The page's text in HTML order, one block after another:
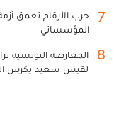
7
حرب الأرقام تعمق
المؤسساتي
8
المعارضة التونسية
لقيس سعيد يكرس